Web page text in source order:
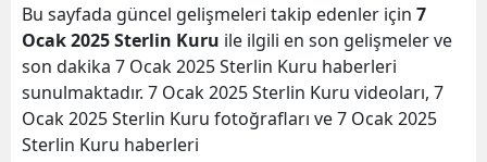
Bu sayfada güncel gelişmeleri takip edenler için 7
Ocak 2025 Sterlin Kuru ile ilgili en son gelişmeler ve
son dakika 7 Ocak 2025 Sterlin Kuru haberleri
sunulmaktadır. 7 Ocak 2025 Sterlin Kuru videoları, 7
Ocak 2025 Sterlin Kuru fotoğrafları ve 7 Ocak 2025
Sterlin Kuru haberleri